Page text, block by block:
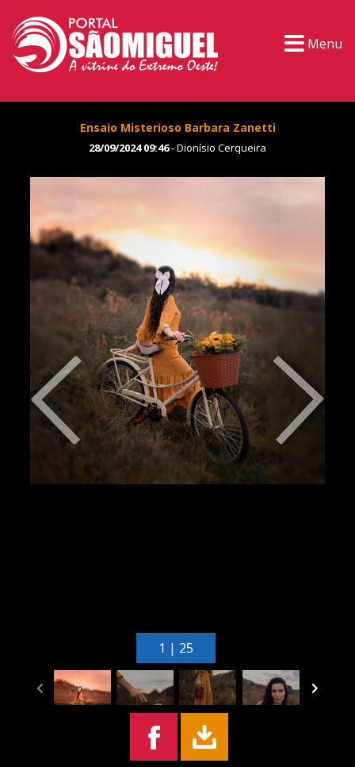
Menu
Ensaio Misterioso Barbara Zanetti
28/09/2024 09:46- Dionísio Cerqueira
1 | 25